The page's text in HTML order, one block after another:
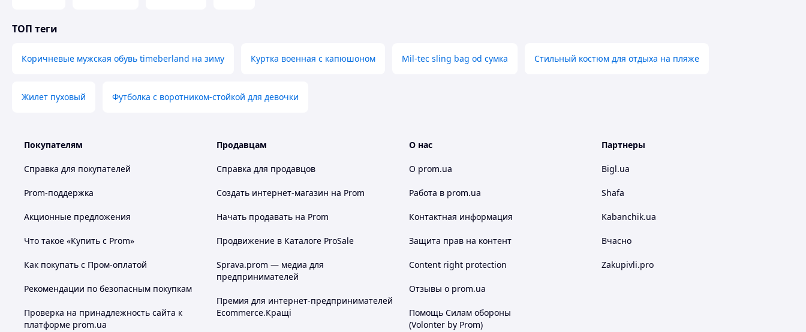
ТОП теги
Коричневые мужская обувь timeberland на зиму Куртка военная с капюшоном Mil-tec sling bag od сумка Стильный костюм для отдыха на пляже
Жилет пуховый Футболка с воротником-стойкой для девочки
Покупателям
Справка для покупателей
Prom-поддержка
Акционные предложения
Что такое «Купить с Prom»
Как покупать с Пром-оплатой
Рекомендации по безопасным покупкам
Проверка на принадлежность сайта к
платформе prom.ua
Продавцам
Справка для продавцов
Создать интернет-магазин на Prom
Начать продавать на Prom
Продвижение в Каталоге ProSale
Sprava.prom — медиа для
предпринимателей
Премия для интернет-предпринимателей
Ecommerce.Кращі
О нас
О prom.ua
Работа в prom.ua
Контактная информация
Защита прав на контент
Content right protection
Отзывы о prom.ua
Помощь Силам обороны
(Volonter by Prom)
Партнеры
Bigl.ua
Shafa
Kabanchik.ua
Вчасно
Zakupivli.pro